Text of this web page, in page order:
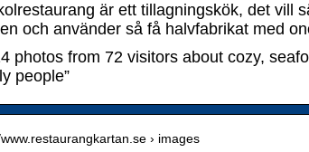
är ett tillagningskök, det vill
och använder så få halvfabrikat med
photos from 72 visitors about cozy,
people”
› images